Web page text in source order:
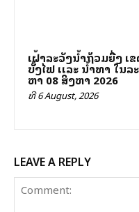
ເຝົ້າລະວັງນໍ້າຖ້ວມຍື່ງ ເ
ບັັ້ງໄຟ ເເລະ ນໍ້າທາ ໃນ
ຫາ 08 ສິງຫາ 2026
ທີ 6 August, 2026
LEAVE A REPLY